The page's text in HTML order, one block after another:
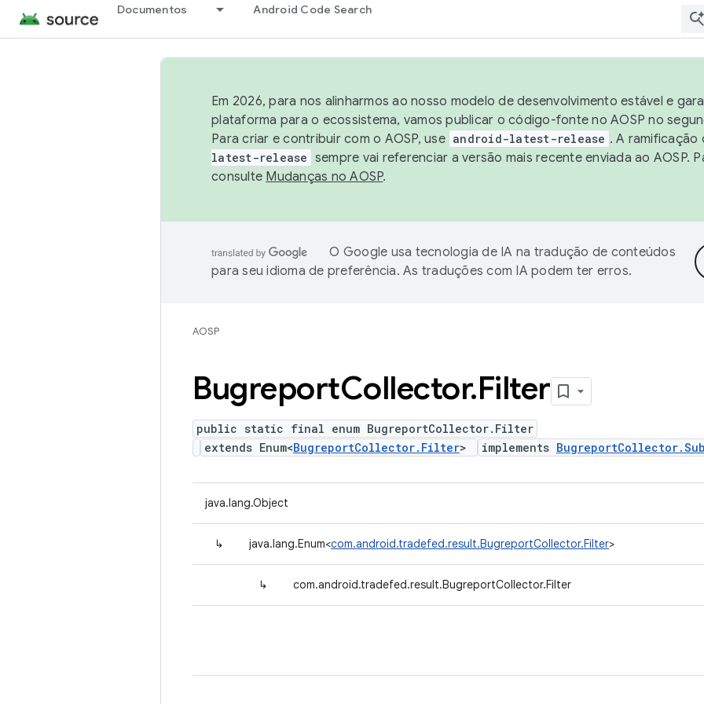
Documentos Android Code Search
Em 2026, para nos alinharmos ao nosso modelo de desenvolvimento estável e
plataforma para o ecossistema, vamos publicar o código-fonte no AOSP no
Para criar e contribuir com o AOSP, use android-latest-release . A ramificação
latest-release sempre vai referenciar a versão mais recente enviada ao AOSP.
consulte Mudanças no AOSP.
O Google usa tecnologia de IA na tradução de conteúdos
para seu idioma de preferência. As traduções com IA podem ter erros.
AOSP
BugreportCollector.Filter
public static final enum BugreportCollector.Filter
extends Enum<BugreportCollector.Filter> implements
java.lang.Object
↳ java.lang.Enum<com.android.tradefed.result.BugreportCollector.Filter>
↳ com.android.tradefed.result.BugreportCollector.Filter